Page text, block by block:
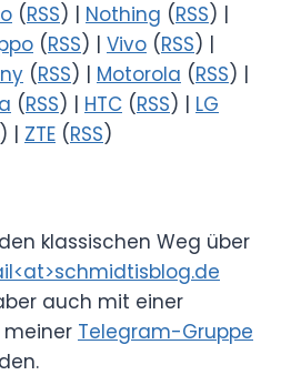
(RSS) | Nothing (RSS) |
(RSS) | Vivo (RSS) |
(RSS) | Motorola (RSS) |
(RSS) | HTC (RSS) | LG
) | ZTE (RSS)
klassischen Weg über
auch mit einer
Telegram-Gruppe